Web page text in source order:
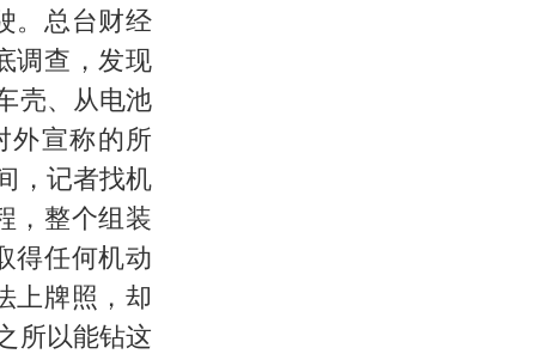
。总台财经
调查，发现
壳、从电池
外宣称的所
，记者找机
，整个组装
得任何机动
上牌照，却
所以能钻这